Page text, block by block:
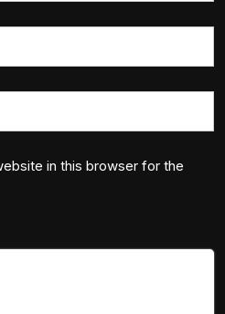
in this browser for the